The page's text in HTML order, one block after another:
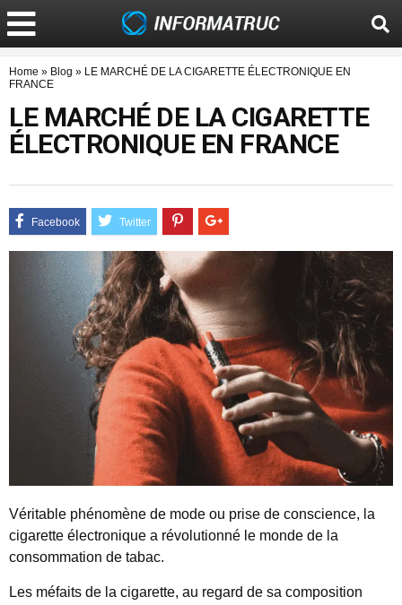
Home » Blog » LE MARCHÉ DE LA CIGARETTE ÉLECTRONIQUE EN
FRANCE
LE MARCHÉ DE LA CIGARETTE
ÉLECTRONIQUE EN FRANCE
Véritable phénomène de mode ou prise de conscience, la
cigarette électronique a révolutionné le monde de la
consommation de tabac.
Les méfaits de la cigarette, au regard de sa composition